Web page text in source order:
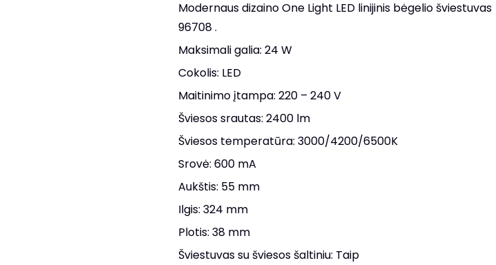
Modernaus dizaino One Light LED linijinis bėgelio šviestuvas
96708 .
Maksimali galia: 24 W
Cokolis: LED
Maitinimo įtampa: 220 – 240 V
Šviesos srautas: 2400 lm
Šviesos temperatūra: 3000/4200/6500K
Srovė: 600 mA
Aukštis: 55 mm
Ilgis: 324 mm
Plotis: 38 mm
Šviestuvas su šviesos šaltiniu: Taip